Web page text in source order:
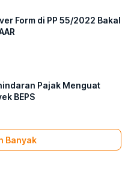
Form di PP 55/2022 Bakal
Pajak Menguat
BEPS
Banyak